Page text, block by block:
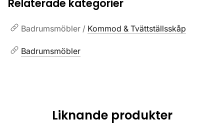
Relaterade kategorier
Badrumsmöbler / Kommod & Tvättställsskåp
Badrumsmöbler
Liknande produkter